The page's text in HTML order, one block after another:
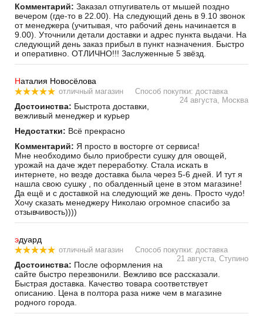
Комментарий: Заказал отпугиватель от мышей поздно
вечером (где-то в 22.00). На следующий день в 9.10 звонок
от менеджера (учитывая, что рабочий день начинается в
9.00). Уточнили детали доставки и адрес пункта выдачи. На
следующий день заказ прибыл в пункт назначения. Быстро
и оперативно. ОТЛИЧНО!!! Заслуженные 5 звёзд.
Наталия Новосёлова
отличный магазин
Способ покупки: доставка
24 августа, Москва
Достоинства: Быстрота доставки,
вежливый менеджер и курьер
Недостатки: Всё прекрасно
Комментарий: Я просто в восторге от сервиса!
Мне необходимо было приобрести сушку для овощей,
урожай на даче ждет переработку. Стала искать в
интернете, но везде доставка была через 5-6 дней. И тут я
нашла свою сушку , по обалденный цене в этом магазине!
Да ещё и с доставкой на следующий же день. Просто чудо!
Хочу сказать менеджеру Николаю огромное спасибо за
отзывчивость))))
эдуард
отличный магазин
Способ покупки: доставка
21 августа, Ступино
Достоинства: После оформления на
сайте быстро перезвонили. Вежливо все рассказали.
Быстрая доставка. Качество товара соответствует
описанию. Цена в полтора раза ниже чем в магазине
родного города.